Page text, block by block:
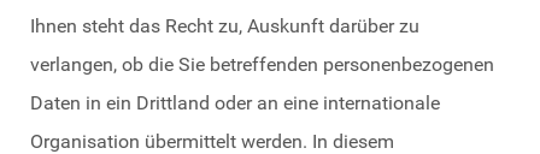
Ihnen steht das Recht zu, Auskunft darüber zu
verlangen, ob die Sie betreffenden personenbezogenen
Daten in ein Drittland oder an eine internationale
Organisation übermittelt werden. In diesem